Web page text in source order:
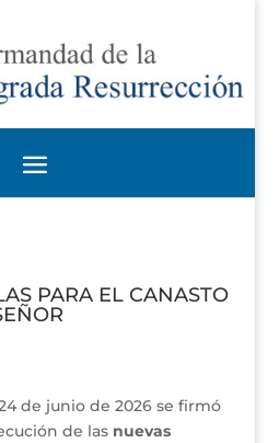
PARA EL CANASTO
de junio de 2026 se firmó
de lasnuevas